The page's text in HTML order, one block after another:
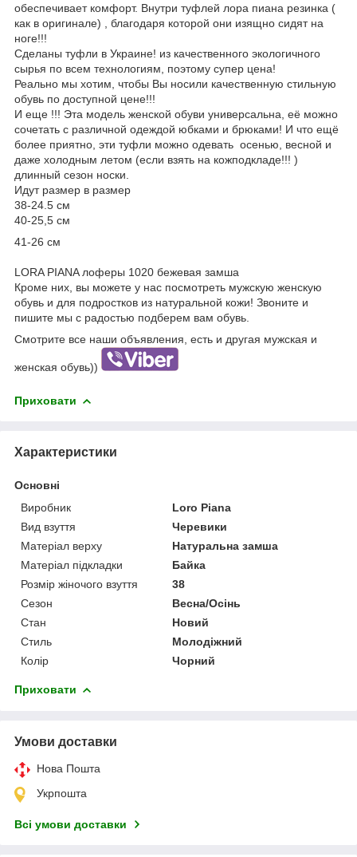
обеспечивает комфорт. Внутри туфлей лора пиана резинка (
как в оригинале) , благодаря которой они изящно сидят на
ноге!!!
Сделаны туфли в Украине! из качественного экологичного
сырья по всем технологиям, поэтому супер цена!
Реально мы хотим, чтобы Вы носили качественную стильную
обувь по доступной цене!!!
И еще !!! Эта модель женской обуви универсальна, её можно
сочетать с различной одеждой юбками и брюками! И что ещё
более приятно, эти туфли можно одевать осенью, весной и
даже холодным летом (если взять на кожподкладе!!! )
длинный сезон носки.
Идут размер в размер
38-24.5 см
40-25,5 см
41-26 см
LORA PIANA лоферы 1020 бежевая замша
Кроме них, вы можете у нас посмотреть мужскую женскую
обувь и для подростков из натуральной кожи! Звоните и
пишите мы с радостью подберем вам обувь.
Смотрите все наши объявления, есть и другая мужская и
женская обувь))
Приховати
Характеристики
Основні
Виробник
Loro Piana
Вид взуття
Черевики
Матеріал верху
Натуральна замша
Матеріал підкладки
Байка
Розмір жіночого взуття
38
Сезон
Весна/Осінь
Стан
Новий
Стиль
Молодіжний
Колір
Чорний
Приховати
Умови доставки
Нова Пошта
Укрпошта
Всі умови доставки